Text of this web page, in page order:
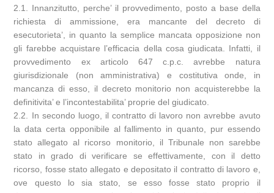
2.1. Innanzitutto, perche’ il provvedimento, posto a base della
richiesta di ammissione, era mancante del decreto di
esecutorieta’, in quanto la semplice mancata opposizione non
gli farebbe acquistare l’efficacia della cosa giudicata. Infatti, il
provvedimento ex articolo 647 c.p.c. avrebbe natura
giurisdizionale (non amministrativa) e costitutiva onde, in
mancanza di esso, il decreto monitorio non acquisterebbe la
definitivita’ e l’incontestabilita’ proprie del giudicato.
2.2. In secondo luogo, il contratto di lavoro non avrebbe avuto
la data certa opponibile al fallimento in quanto, pur essendo
stato allegato al ricorso monitorio, il Tribunale non sarebbe
stato in grado di verificare se effettivamente, con il detto
ricorso, fosse stato allegato e depositato il contratto di lavoro e,
ove questo lo sia stato, se esso fosse stato proprio il